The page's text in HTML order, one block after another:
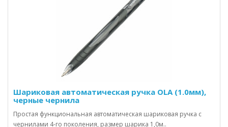
Шариковая автоматическая ручка OLA (1.0мм),
черные чернила
Простая функциональная автоматическая шариковая ручка с
чернилами 4-го поколения, размер шарика 1,0м..